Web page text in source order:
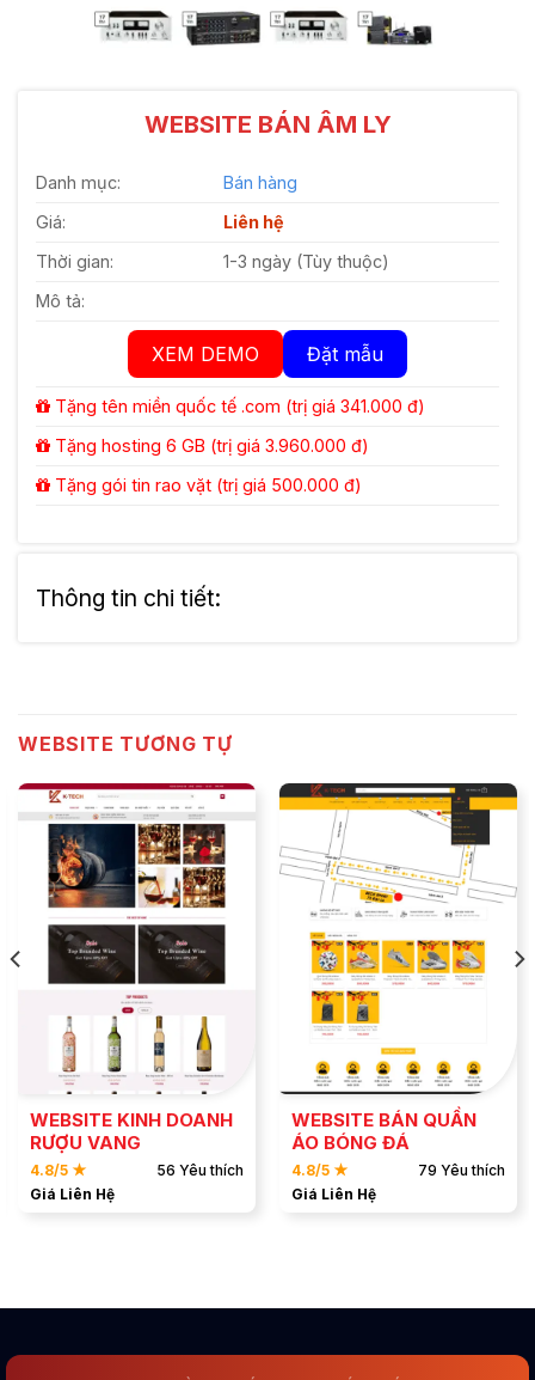
WEBSITE BÁN ÂM LY
Danh mục:
Bán hàng
Giá:
Liên hệ
Thời gian:
1-3 ngày (Tùy thuộc)
Mô tả:
XEM DEMO Đặt mẫu
Tặng tên miền quốc tế .com (trị giá 341.000 đ)
Tặng hosting 6 GB (trị giá 3.960.000 đ)
Tặng gói tin rao vặt (trị giá 500.000 đ)
Thông tin chi tiết:
WEBSITE TƯƠNG TỰ
ĐẶT MẪU
XEM DEMO
WEBSITE KINH DOANH
RƯỢU VANG
4.8/5 ★
56 Yêu thích
Giá Liên Hệ
ĐẶT MẪU
XEM DEMO
WEBSITE BÁN QUẦN
ÁO BÓNG ĐÁ
4.8/5 ★
79 Yêu thích
Giá Liên Hệ